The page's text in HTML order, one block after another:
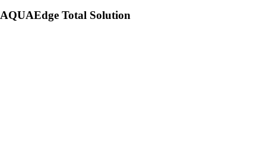
AQUAEdge Total Solution